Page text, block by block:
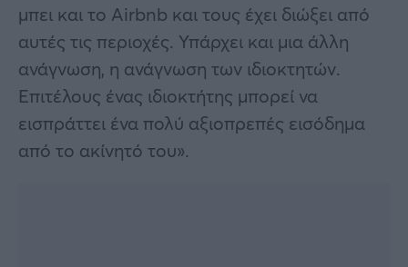
μπει και το Airbnb και τους έχει διώξει από
αυτές τις περιοχές. Υπάρχει και μια άλλη
ανάγνωση, η ανάγνωση των ιδιοκτητών.
Επιτέλους ένας ιδιοκτήτης μπορεί να
εισπράττει ένα πολύ αξιοπρεπές εισόδημα
από το ακίνητό του».